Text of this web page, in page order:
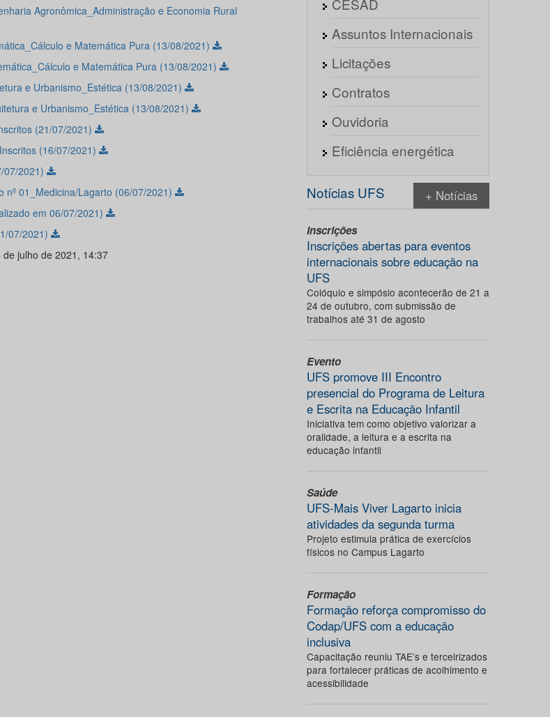
Agronômica_Administração e Economia Rural
e Matemática Pura (13/08/2021)
e Matemática Pura (13/08/2021)
e Urbanismo_Estética (13/08/2021)
e Urbanismo_Estética (13/08/2021)
(21/07/2021)
(16/07/2021)
07/2021)
nº 01_Medicina/Lagarto (06/07/2021)
em 06/07/2021)
07/2021)
julho de 2021, 14:37
CESAD
Assuntos Internacionais
Licitações
Contratos
Ouvidoria
Eficiência energética
Notícias UFS + Notícias
Inscrições
Inscrições abertas para eventos
internacionais sobre educação na
UFS
Colóquio e simpósio acontecerão de 21 a
24 de outubro, com submissão de
trabalhos até 31 de agosto
Evento
UFS promove III Encontro
presencial do Programa de Leitura
e Escrita na Educação Infantil
Iniciativa tem como objetivo valorizar a
oralidade, a leitura e a escrita na
educação infantil
Saúde
UFS-Mais Viver Lagarto inicia
atividades da segunda turma
Projeto estimula prática de exercícios
físicos no Campus Lagarto
Formação
Formação reforça compromisso do
Codap/UFS com a educação
inclusiva
Capacitação reuniu TAE’s e terceirizados
para fortalecer práticas de acolhimento e
acessibilidade